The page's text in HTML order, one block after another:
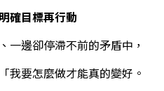
確目標再行動
一邊卻停滯不前的矛盾中，
我要怎麼做才能真的變好。